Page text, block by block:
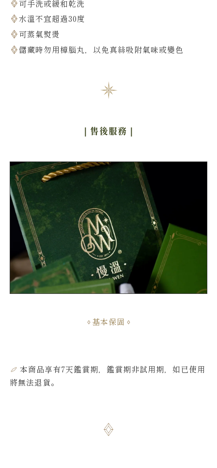
可手洗或緩和乾洗
水溫不宜超過30度
可蒸氣熨燙
儲藏時勿用樟腦丸，以免真絲吸附氣味或變色
｜售後服務 ｜
基本保固
本商品享有7天鑑賞期，鑑賞期非試用期，如已使用
將無法退貨。